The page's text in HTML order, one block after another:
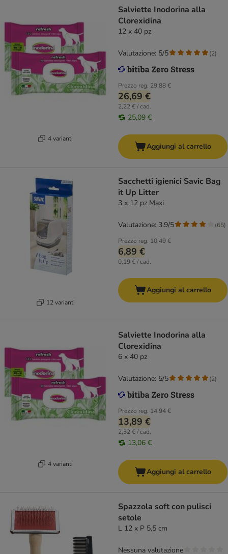
4 varianti
Salviette Inodorina alla
Clorexidina
12 x 40 pz
Prezzo reg. 29,88 €
26,69 €
2,22 € / cad.
25,09 €
Valutazione: 5/5 (2)
Aggiungi al carrello
12 varianti
Sacchetti igienici Savic Bag
it Up Litter
3 x 12 pz Maxi
Prezzo reg. 10,49 €
6,89 €
0,19 € / cad.
Valutazione: 3.9/5 (65)
Aggiungi al carrello
4 varianti
Salviette Inodorina alla
Clorexidina
6 x 40 pz
Prezzo reg. 14,94 €
13,89 €
2,32 € / cad.
13,06 €
Valutazione: 5/5 (2)
Aggiungi al carrello
Spazzola soft con pulisci
setole
L 12 x P 5,5 cm
Nessuna valutazione